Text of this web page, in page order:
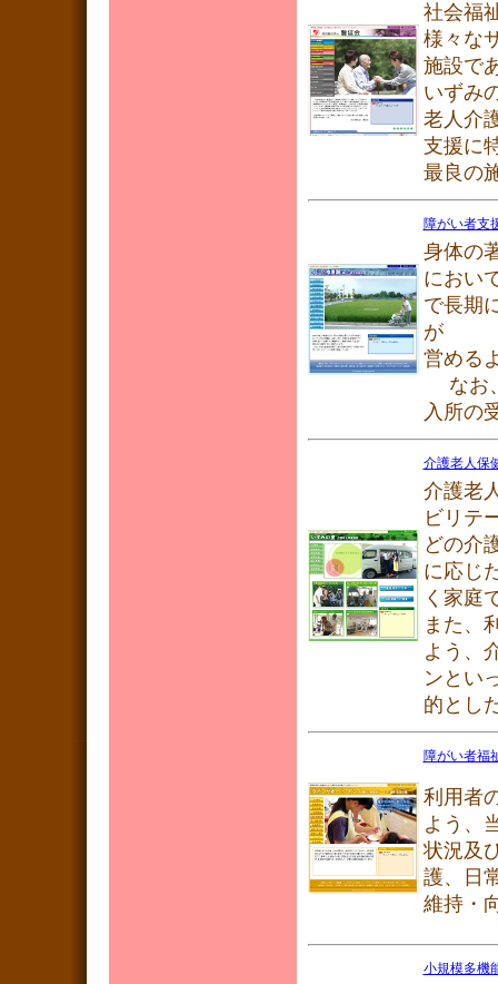
社会福
様々な
施設で
いずみ
老人介
支援に
最良の
障がい者支
身体の
におい
で長期
が
営める
なお
入所の
介護老人保
介護老
ビリテ
どの介
に応じ
く家庭
また、
よう、
ンとい
的とし
障がい者福
利用者
よう、
状況及
護、日
維持・
小規模多機